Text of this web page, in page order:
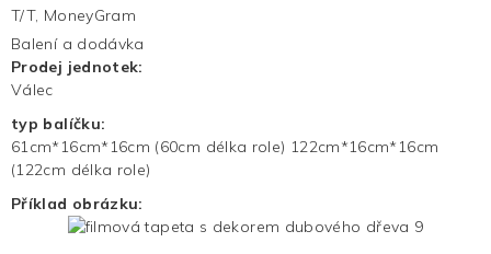
T/T, MoneyGram
Balení a dodávka
Prodej jednotek:
Válec
typ balíčku:
61cm*16cm*16cm (60cm délka role) 122cm*16cm*16cm
(122cm délka role)
Příklad obrázku: